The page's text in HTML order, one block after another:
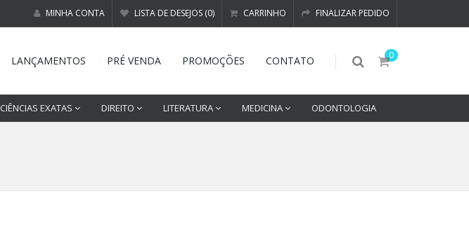
MINHA CONTA LISTA DE DESEJOS (0) CARRINHO FINALIZAR PEDIDO
0
LANÇAMENTOS PRÉ VENDA PROMOÇÕES CONTATO
CIÊNCIAS EXATAS DIREITO LITERATURA MEDICINA ODONTOLOGIA